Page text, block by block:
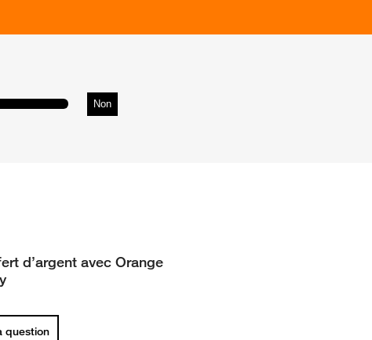
Non
d’argent avec Orange
question